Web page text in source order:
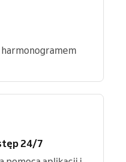
harmonogramem
24/7